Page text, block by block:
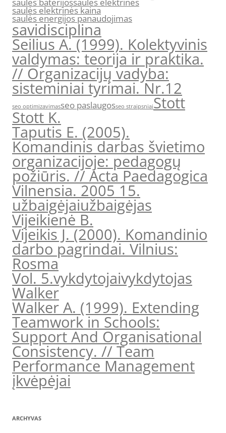
saulės elektrinės kaina
saulės energijos panaudojimas
savidisciplina
Seilius A. (1999). Kolektyvinis
valdymas: teorija ir praktika.
// Organizacijų vadyba:
sisteminiai tyrimai. Nr.12
seo optimizavimasseo paslaugosseo straipsniaiStott
Stott K.
Taputis E. (2005).
Komandinis darbas švietimo
organizacijoje: pedagogų
požiūris. // Acta Paedagogica
Vilnensia. 2005 15.
užbaigėjaiužbaigėjas
Vijeikienė B.
Vijeikis J. (2000). Komandinio
darbo pagrindai. Vilnius:
Rosma
Vol. 5.vykdytojaivykdytojas
Walker
Walker A. (1999). Extending
Teamwork in Schools:
Support And Organisational
Consistency. // Team
Performance Management
įkvėpėjai
ARCHYVAS